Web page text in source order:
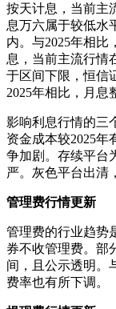
按天计息，当前主
息万六属于较低水
内。与2025年相比
息，当前主流行情
于区间下限，恒信
2025年相比，月息
影响利息行情的三
资金成本较2025年
争加剧。存续平台
严。灰色平台出清
管理费行情更新
管理费的行业趋势
券不收管理费。部
间，且公示透明。
费率也有所下调。